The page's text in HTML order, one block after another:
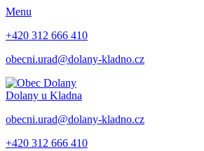
Menu
+420 312 666 410
obecni.urad@dolany-kladno.cz
Dolany u Kladna
obecni.urad@dolany-kladno.cz
+420 312 666 410